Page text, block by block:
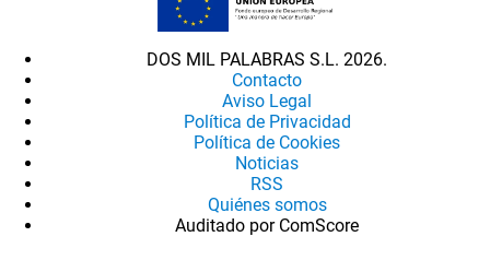
DOS MIL PALABRAS S.L. 2026.
Contacto
Aviso Legal
Política de Privacidad
Política de Cookies
Noticias
RSS
Quiénes somos
Auditado por ComScore